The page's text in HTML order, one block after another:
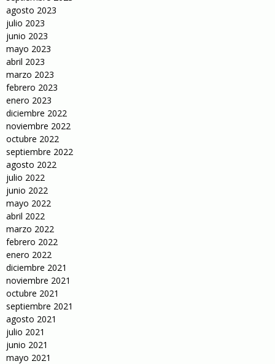
agosto 2023
julio 2023
junio 2023
mayo 2023
abril 2023
marzo 2023
febrero 2023
enero 2023
diciembre 2022
noviembre 2022
octubre 2022
septiembre 2022
agosto 2022
julio 2022
junio 2022
mayo 2022
abril 2022
marzo 2022
febrero 2022
enero 2022
diciembre 2021
noviembre 2021
octubre 2021
septiembre 2021
agosto 2021
julio 2021
junio 2021
mayo 2021